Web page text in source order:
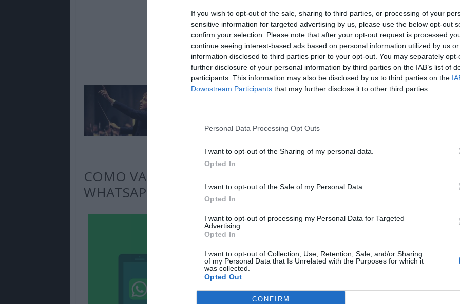
If you wish to opt-out of the sale, sharing to third parties, or processing of your
sensitive information for targeted advertising by us, please use the below opt-out
confirm your selection. Please note that after your opt-out request is processed
continue seeing interest-based ads based on personal information utilized by us
information disclosed to third parties prior to your opt-out. You may separately
further disclosure of your personal information by third parties on the IAB’s list of
participants. This information may also be disclosed by us to third parties on the
Downstream Participants that may further disclose it to other third parties.
Personal Data Processing Opt Outs
I want to opt-out of the Sharing of my personal data.
Opted In
I want to opt-out of the Sale of my Personal Data.
Opted In
I want to opt-out of processing my Personal Data for Targeted
Advertising.
Opted In
I want to opt-out of Collection, Use, Retention, Sale, and/or Sharing
of my Personal Data that Is Unrelated with the Purposes for which it
was collected.
Opted Out
CONFIRM
Maestro, a Crítica | Bradley Cooper dá a conhecer a vida e
COMO VAI FUNCIONAR ESTA NOVIDADE DO
WHATSAPP?